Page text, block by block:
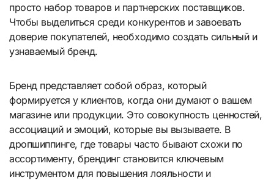
просто набор товаров и партнерских поставщиков.
Чтобы выделиться среди конкурентов и завоевать
доверие покупателей, необходимо создать сильный и
узнаваемый бренд.
Бренд представляет собой образ, который
формируется у клиентов, когда они думают о вашем
магазине или продукции. Это совокупность ценностей,
ассоциаций и эмоций, которые вы вызываете. В
дропшиппинге, где товары часто бывают схожи по
ассортименту, брендинг становится ключевым
инструментом для повышения лояльности и